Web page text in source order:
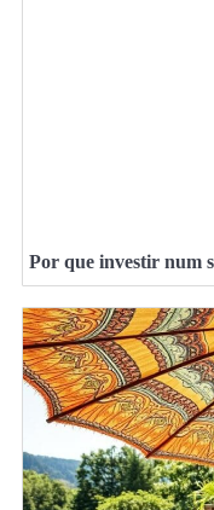
Por que investir num